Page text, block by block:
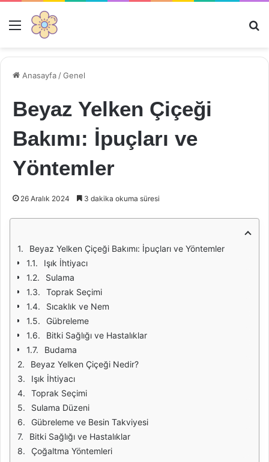
Menü
Anasayfa /Genel
Beyaz Yelken Çiçeği
Bakımı: İpuçları ve
Yöntemler
26 Aralık 2024 3 dakika okuma süresi
Beyaz Yelken Çiçeği Bakımı: İpuçları ve Yöntemler
Işık İhtiyacı
Sulama
Toprak Seçimi
Sıcaklık ve Nem
Gübreleme
Bitki Sağlığı ve Hastalıklar
Budama
Beyaz Yelken Çiçeği Nedir?
Işık İhtiyacı
Toprak Seçimi
Sulama Düzeni
Gübreleme ve Besin Takviyesi
Bitki Sağlığı ve Hastalıklar
Çoğaltma Yöntemleri